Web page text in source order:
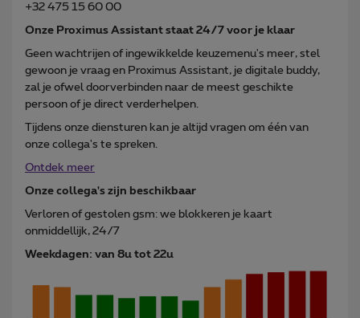
+32 475 15 60 00
Onze Proximus Assistant staat 24/7 voor je klaar
Geen wachtrijen of ingewikkelde keuzemenu's meer, stel
gewoon je vraag en Proximus Assistant, je digitale buddy,
zal je ofwel doorverbinden naar de meest geschikte
persoon of je direct verderhelpen.
Tijdens onze diensturen kan je altijd vragen om één van
onze collega's te spreken.
Ontdek meer
Onze collega's zijn beschikbaar
Verloren of gestolen gsm: we blokkeren je kaart
onmiddellijk, 24/7
Weekdagen: van 8u tot 22u